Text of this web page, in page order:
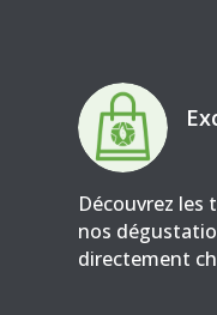
Découvrez les
nos
directement